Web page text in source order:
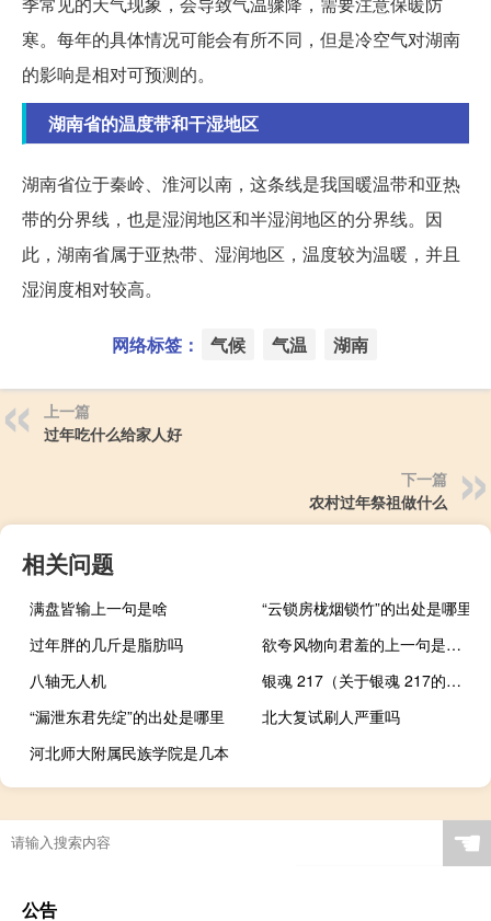
寒。每年的具体情况可能会有所不同，但是冷空气对湖南
的影响是相对可预测的。
湖南省的温度带和干湿地区
湖南省位于秦岭、淮河以南，这条线是我国暖温带和亚热
带的分界线，也是湿润地区和半湿润地区的分界线。因
此，湖南省属于亚热带、湿润地区，温度较为温暖，并且
湿润度相对较高。
网络标签： 气候 气温 湖南
上一篇
过年吃什么给家人好
下一篇
农村过年祭祖做什么
相关问题
满盘皆输上一句是啥
“云锁房栊烟锁竹”的出处是哪里
过年胖的几斤是脂肪吗
欲夸风物向君羞的上一句是什么
八轴无人机
银魂 217（关于银魂 217的介绍）
“漏泄东君先绽”的出处是哪里
北大复试刷人严重吗
河北师大附属民族学院是几本
☚
公告